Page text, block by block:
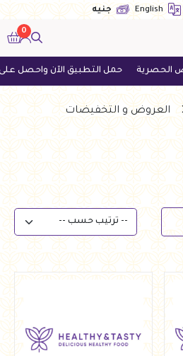
English جنيه
0
حمل التطبيق الآن واحصل على أحدث
العروض و التخفيضات